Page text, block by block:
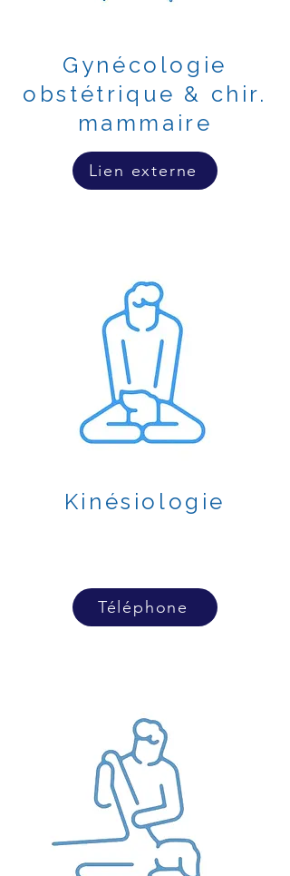
Gynécologie
obstétrique & chir.
mammaire
Lien externe
Kinésiologie
Téléphone